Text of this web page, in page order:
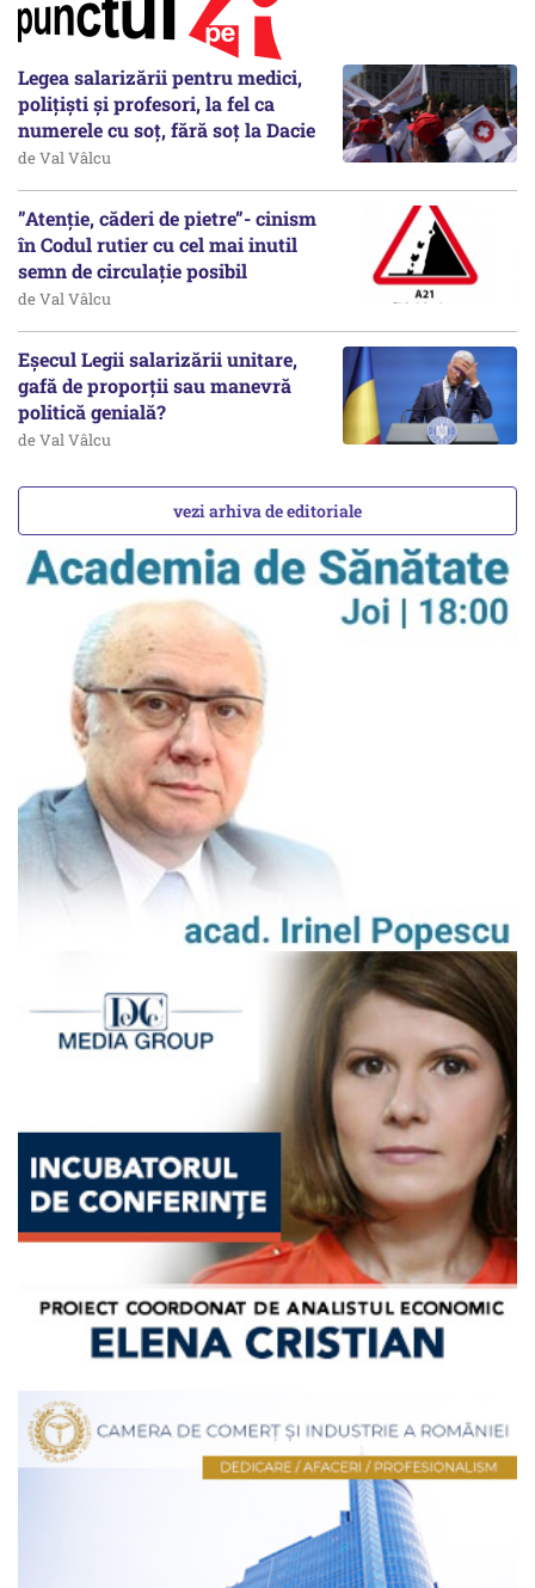
Legea salarizării pentru medici,
polițiști și profesori, la fel ca
numerele cu soț, fără soț la Dacie
de Val Vâlcu
”Atenție, căderi de pietre”- cinism
în Codul rutier cu cel mai inutil
semn de circulație posibil
de Val Vâlcu
Eșecul Legii salarizării unitare,
gafă de proporții sau manevră
politică genială?
de Val Vâlcu
vezi arhiva de editoriale